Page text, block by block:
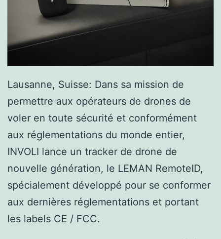
Lausanne, Suisse: Dans sa mission de
permettre aux opérateurs de drones de
voler en toute sécurité et conformément
aux réglementations du monde entier,
INVOLI lance un tracker de drone de
nouvelle génération, le LEMAN RemoteID,
spécialement développé pour se conformer
aux dernières réglementations et portant
les labels CE / FCC.